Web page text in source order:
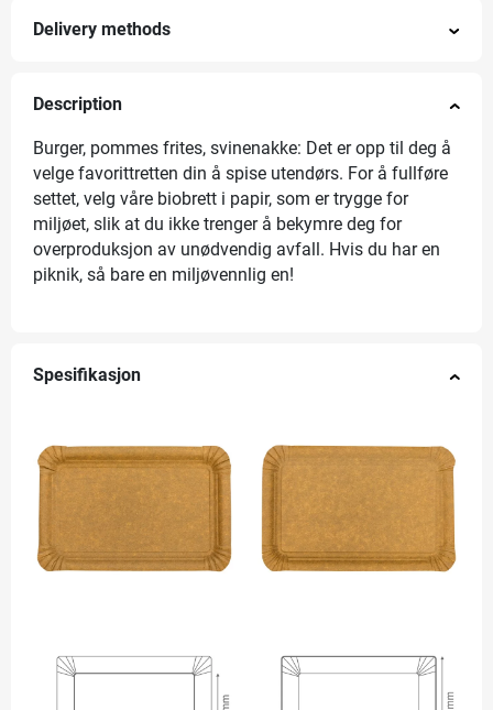
Delivery methods
Description
Burger, pommes frites, svinenakke: Det er opp til deg å
velge favorittretten din å spise utendørs. For å fullføre
settet, velg våre biobrett i papir, som er trygge for
miljøet, slik at du ikke trenger å bekymre deg for
overproduksjon av unødvendig avfall. Hvis du har en
piknik, så bare en miljøvennlig en!
Spesifikasjon